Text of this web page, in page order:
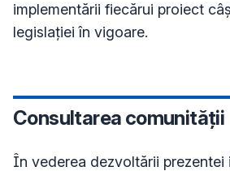
implementării fiecărui proiect
legislației în vigoare.
Consultarea comunității
În vederea dezvoltării